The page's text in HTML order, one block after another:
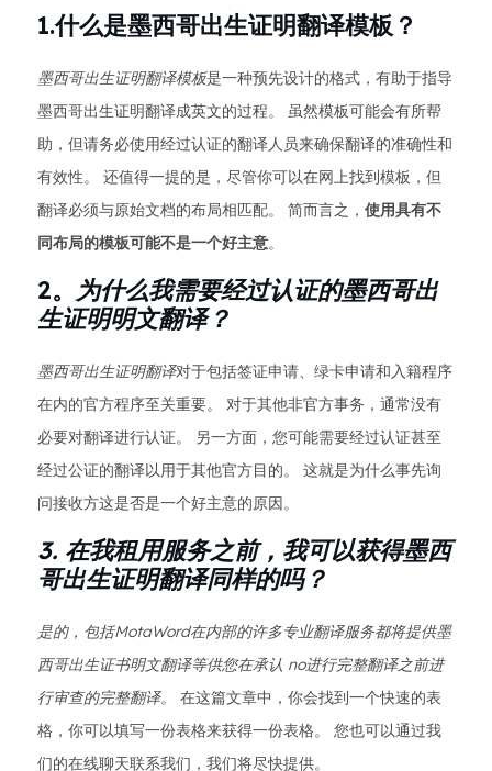
1.什么是墨西哥出生证明翻译模板？
墨西哥出生证明翻译模板是一种预先设计的格式，有助于指导
墨西哥出生证明翻译成英文的过程。 虽然模板可能会有所帮
助，但请务必使用经过认证的翻译人员来确保翻译的准确性和
有效性。 还值得一提的是，尽管你可以在网上找到模板，但
翻译必须与原始文档的布局相匹配。 简而言之， 使用具有不
同布局的模板可能不是一个好主意。
2。 为什么我需要经过认证的墨西哥出
生证明明文翻译？
墨西哥出生证明翻译对于包括签证申请、绿卡申请和入籍程序
在内的官方程序至关重要。 对于其他非官方事务，通常没有
必要对翻译进行认证。 另一方面，您可能需要经过认证甚至
经过公证的翻译以用于其他官方目的。 这就是为什么事先询
问接收方这是否是一个好主意的原因。
3. 在我租用服务之前，我可以获得墨西
哥出生证明翻译同样的吗？
是的，包括MotaWord在内部的许多专业翻译服务都将提供墨
西哥出生证书明文翻译等供您在承认 no进行完整翻译之前进
行审查的完整翻译。
在这篇文章中，你会找到一个快速的表
格，你可以填写一份表格来获得一份表格。 您也可以通过我
们的在线聊天联系我们，我们将尽快提供。